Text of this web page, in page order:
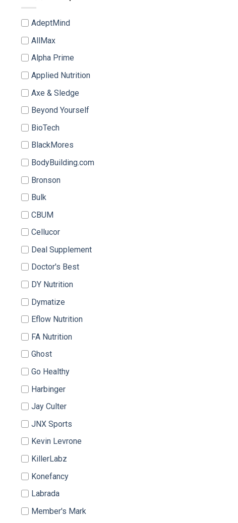
AdeptMind
AllMax
Alpha Prime
Applied Nutrition
Axe & Sledge
Beyond Yourself
BioTech
BlackMores
BodyBuilding.com
Bronson
Bulk
CBUM
Cellucor
Deal Supplement
Doctor's Best
DY Nutrition
Dymatize
Eflow Nutrition
FA Nutrition
Ghost
Go Healthy
Harbinger
Jay Culter
JNX Sports
Kevin Levrone
KillerLabz
Konefancy
Labrada
Member's Mark